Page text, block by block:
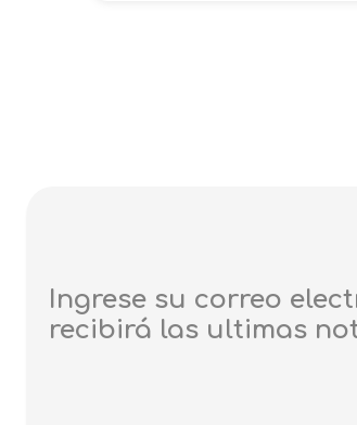
Ingrese su correo
recibirá las ultimas